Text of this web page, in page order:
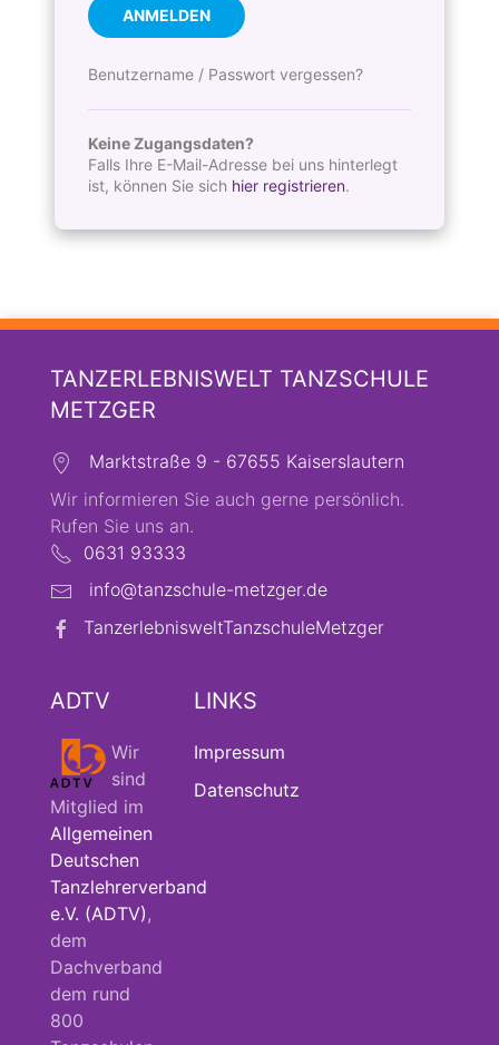
ANMELDEN
Benutzername / Passwort vergessen?
Keine Zugangsdaten?
Falls Ihre E-Mail-Adresse bei uns hinterlegt
ist, können Sie sich hier registrieren.
TANZERLEBNISWELT TANZSCHULE
METZGER
Marktstraße 9 - 67655 Kaiserslautern
Wir informieren Sie auch gerne persönlich.
Rufen Sie uns an.
0631 93333
info@tanzschule-metzger.de
TanzerlebnisweltTanzschuleMetzger
ADTV
Wir
sind
Mitglied im
Allgemeinen
Deutschen
Tanzlehrerverband
e.V. (ADTV) ,
dem
Dachverband
dem rund
800
LINKS
Impressum
Datenschutz